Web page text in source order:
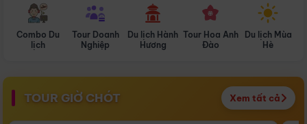
Combo Du
lịch
Tour Doanh
Nghiệp
Du lịch Hành
Hương
Tour Hoa Anh
Đào
Du lịch Mùa
Hè
TOUR GIỜ CHÓT Xem tất cả
Điểm nổi bật